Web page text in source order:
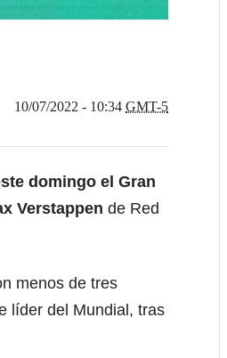
10/07/2022 - 10:34 GMT-5
domingo el Gran
Verstappen de Red
menos de tres
líder del Mundial, tras